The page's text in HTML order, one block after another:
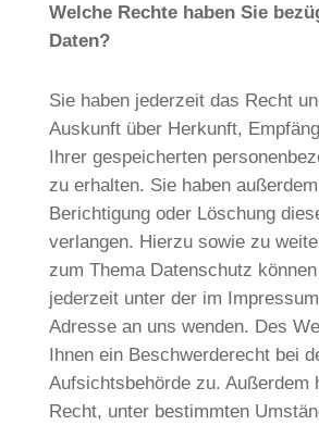
Welche Rechte haben Sie
Daten?
Sie haben jederzeit das Recht
Auskunft über Herkunft,
Ihrer gespeicherten
zu erhalten. Sie haben
Berichtigung oder Löschung
verlangen. Hierzu sowie zu
zum Thema Datenschutz
jederzeit unter der im
Adresse an uns wenden. Des
Ihnen ein Beschwerderecht bei
Aufsichtsbehörde zu. Außerdem
Recht, unter bestimmten